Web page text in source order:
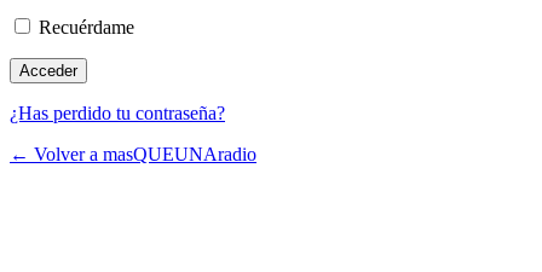
Recuérdame
¿Has perdido tu contraseña?
← Volver a masQUEUNAradio